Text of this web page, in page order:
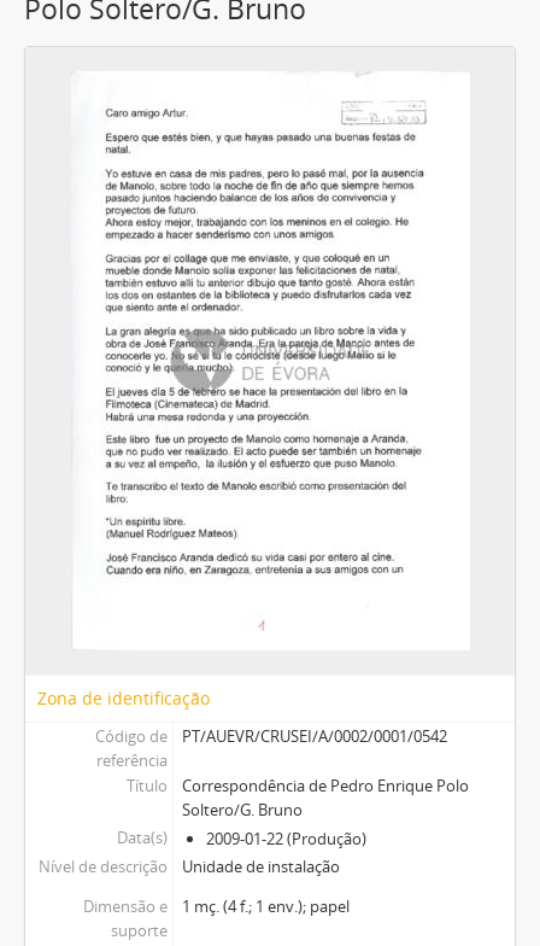
Polo Soltero/G. Bruno
Zona de identificação
Código de
referência
PT/AUEVR/CRUSEI/A/0002/0001/0542
Título
Correspondência de Pedro Enrique Polo
Soltero/G. Bruno
Data(s)
2009-01-22 (Produção)
Nível de descrição
Unidade de instalação
Dimensão e
suporte
1 mç. (4 f.; 1 env.); papel